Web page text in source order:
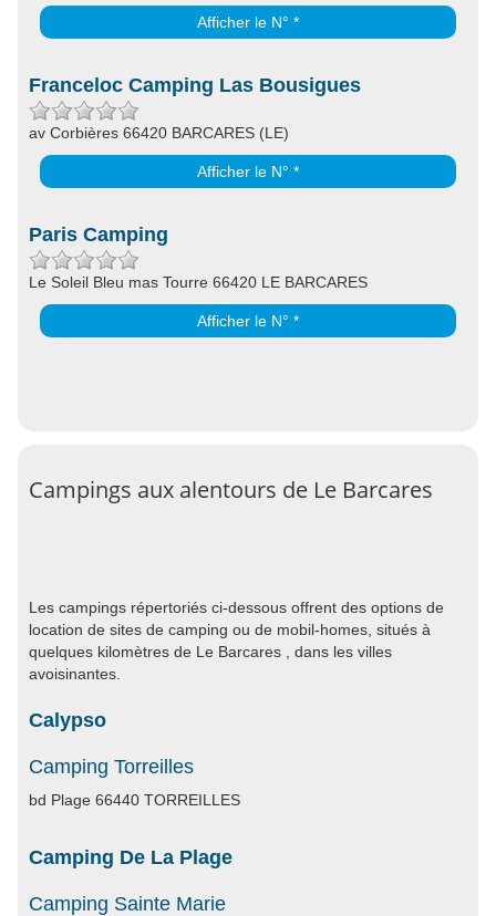
Afficher le N° *
Franceloc Camping Las Bousigues
av Corbières 66420 BARCARES (LE)
Afficher le N° *
Paris Camping
Le Soleil Bleu mas Tourre 66420 LE BARCARES
Afficher le N° *
Campings aux alentours de Le Barcares
Les campings répertoriés ci-dessous offrent des options de
location de sites de camping ou de mobil-homes, situés à
quelques kilomètres de Le Barcares , dans les villes
avoisinantes.
Calypso
Camping Torreilles
bd Plage 66440 TORREILLES
Camping De La Plage
Camping Sainte Marie